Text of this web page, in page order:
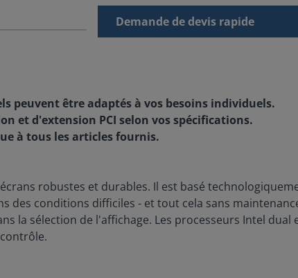
Demande de devis rapide
peuvent être adaptés à vos besoins individuels.
et d'extension PCI selon vos spécifications.
à tous les articles fournis.
robustes et durables. Il est basé
des conditions difficiles - et tout cela sans
la sélection de l'affichage. Les processeurs Intel dual